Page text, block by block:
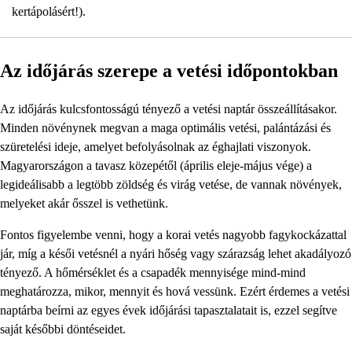
kertápolásért!).
Az időjárás szerepe a vetési időpontokban
Az időjárás kulcsfontosságú tényező a vetési naptár összeállításakor.
Minden növénynek megvan a maga optimális vetési, palántázási és
szüretelési ideje, amelyet befolyásolnak az éghajlati viszonyok.
Magyarországon a tavasz közepétől (április eleje-május vége) a
legideálisabb a legtöbb zöldség és virág vetése, de vannak növények,
melyeket akár ősszel is vethetünk.
Fontos figyelembe venni, hogy a korai vetés nagyobb fagykockázattal
jár, míg a késői vetésnél a nyári hőség vagy szárazság lehet akadályozó
tényező. A hőmérséklet és a csapadék mennyisége mind-mind
meghatározza, mikor, mennyit és hová vessünk. Ezért érdemes a vetési
naptárba beírni az egyes évek időjárási tapasztalatait is, ezzel segítve
saját későbbi döntéseidet.